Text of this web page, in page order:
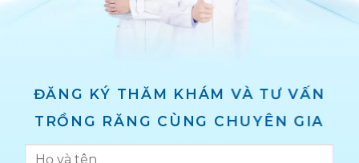
ĐĂNG KÝ THĂM KHÁM VÀ TƯ VẤN
TRỒNG RĂNG CÙNG CHUYÊN GIA